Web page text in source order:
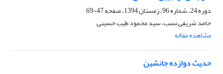
دوره 24، شماره 96، زمستان 1394، صفحه
47-69
حامد شریفی نسب، سید محمود طیب حسینی
مشاهده مقاله
حدیث دوازده جانشین